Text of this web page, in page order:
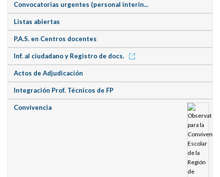
Convocatorias urgentes (personal interin...
Listas abiertas
P.A.S. en Centros docentes
Inf. al ciudadano y Registro de docs.
Actos de Adjudicación
Integración Prof. Técnicos de FP
Convivencia